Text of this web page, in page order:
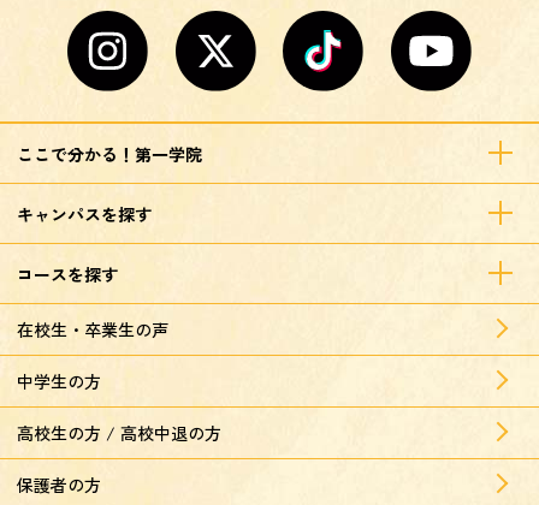
ここで分かる！第一学院
キャンパスを探す
コースを探す
在校生・卒業生の声
中学生の方
高校生の方 / 高校中退の方
保護者の方